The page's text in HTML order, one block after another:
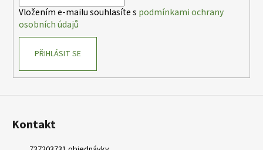
Vložením e-mailu souhlasíte s podmínkami ochrany
osobních údajů
PŘIHLÁSIT SE
Kontakt